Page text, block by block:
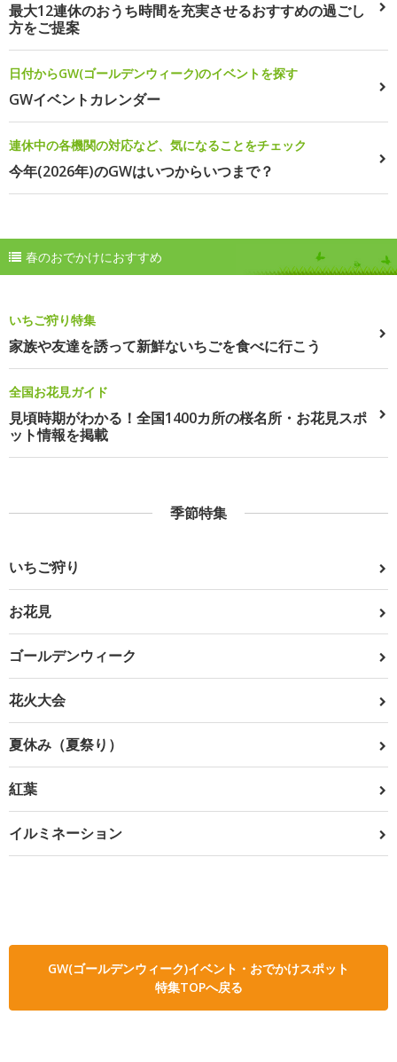
最大12連休のおうち時間を充実させるおすすめの過ごし
方をご提案
日付からGW(ゴールデンウィーク)のイベントを探す
GWイベントカレンダー
連休中の各機関の対応など、気になることをチェック
今年(2026年)のGWはいつからいつまで？
春のおでかけにおすすめ
いちご狩り特集
家族や友達を誘って新鮮ないちごを食べに行こう
全国お花見ガイド
見頃時期がわかる！全国1400カ所の桜名所・お花見スポ
ット情報を掲載
季節特集
いちご狩り
お花見
ゴールデンウィーク
花火大会
夏休み（夏祭り）
紅葉
イルミネーション
GW(ゴールデンウィーク)イベント・おでかけスポット
特集TOPへ戻る